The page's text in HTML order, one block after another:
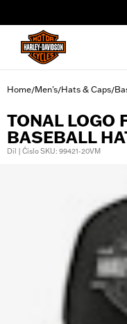
Home/Men's/Hats & Caps/
TONAL LOGO
BASEBALL
Díl | Číslo SKU: 99421-20VM